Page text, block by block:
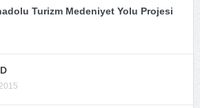
Turizm Medeniyet Yolu Projesi